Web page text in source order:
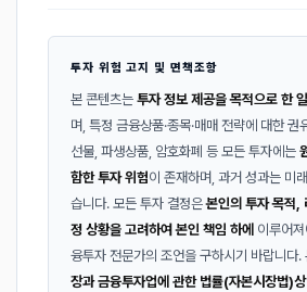
투자 위험 고지 및 면책조항
본 콘텐츠는 투자 정보 제공을 목적으로 한
며, 특정 금융상품·종목·매매 전략에 대한 권
선물, 파생상품, 암호화폐 등 모든 투자에는
함한 투자 위험이 존재하며, 과거 성과는 미
습니다. 모든 투자 결정은본인의 투자 목적,
정 상황을 고려하여 본인 책임 하에 이루어
융투자 전문가의 조언을 구하시기 바랍니다.
장과 금융투자업에 관한 법률(자본시장법)